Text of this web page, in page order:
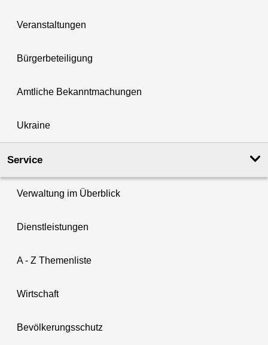
Veranstaltungen
Bürgerbeteiligung
Amtliche Bekanntmachungen
Ukraine
Service
Verwaltung im Überblick
Dienstleistungen
A - Z Themenliste
Wirtschaft
Bevölkerungsschutz